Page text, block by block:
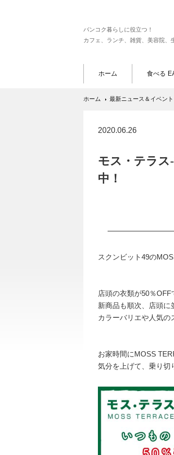
バンコク暮らしに役立つ！
カフェ、ランチ、雑貨、美容院、
ホーム 食べる
ホーム 最新ニュース＆イベント
2020.06.26
モス・テラス
中！
スクンビット49の
店頭の衣類が50％OFF
新商品も順次、店頭に
カラーバリエや人気の
お家時間にMOSS
気分を上げて、乗り切